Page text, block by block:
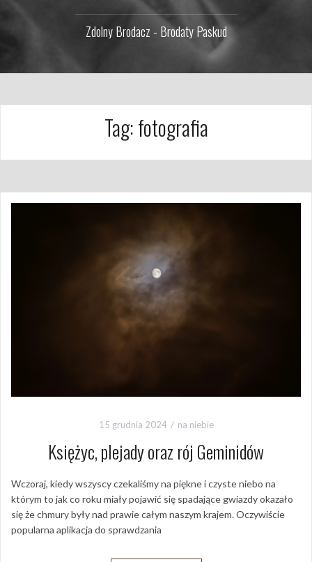
Zdolny Brodacz - Brodaty Paskud
Tag:fotografia
15 grudnia 2024 na niebie
Księżyc, plejady oraz rój Geminidów
Wczoraj, kiedy wszyscy czekaliśmy na piękne i czyste niebo na
którym to jak co roku miały pojawić się spadające gwiazdy okazało
się że chmury były nad prawie całym naszym krajem. Oczywiście
popularna aplikacja do sprawdzania